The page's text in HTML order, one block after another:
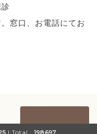
窓口、お電話にてお
| Total : 198697